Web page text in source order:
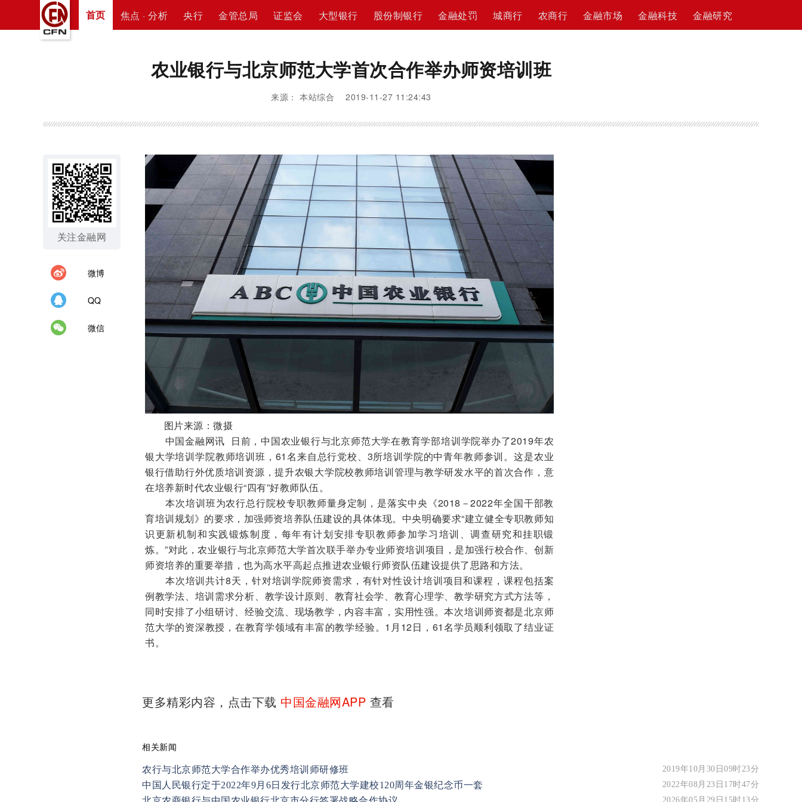
首页 焦点 · 分析 央行 金管总局 证监会 大型银行 股份制银行 金融处罚 城商行 农商行 金融市场 金融科技 金融研究
农业银行与北京师范大学首次合作举办师资培训班
来源： 本站综合 2019-11-27 11:24:43
关注金融网
微博
QQ
微信
图片来源：微摄
中国金融网讯 日前，中国农业银行与北京师范大学在教育学部培训学院举办了2019年农
银大学培训学院教师培训班，61名来自总行党校、3所培训学院的中青年教师参训。这是农业
银行借助行外优质培训资源，提升农银大学院校教师培训管理与教学研发水平的首次合作，意
在培养新时代农业银行“四有”好教师队伍。
本次培训班为农行总行院校专职教师量身定制，是落实中央《2018－2022年全国干部教
育培训规划》的要求，加强师资培养队伍建设的具体体现。中央明确要求“建立健全专职教师知
识更新机制和实践锻炼制度，每年有计划安排专职教师参加学习培训、调查研究和挂职锻
炼。”对此，农业银行与北京师范大学首次联手举办专业师资培训项目，是加强行校合作、创新
师资培养的重要举措，也为高水平高起点推进农业银行师资队伍建设提供了思路和方法。
本次培训共计8天，针对培训学院师资需求，有针对性设计培训项目和课程，课程包括案
例教学法、培训需求分析、教学设计原则、教育社会学、教育心理学、教学研究方式方法等，
同时安排了小组研讨、经验交流、现场教学，内容丰富，实用性强。本次培训师资都是北京师
范大学的资深教授，在教育学领域有丰富的教学经验。1月12日，61名学员顺利领取了结业证
书。
更多精彩内容，点击下载 中国金融网APP 查看
相关新闻
农行与北京师范大学合作举办优秀培训师研修班 2019年10月30日09时23分
中国人民银行定于2022年9月6日发行北京师范大学建校120周年金银纪念币一套 2022年08月23日17时47分
2026年05月29日15时13分